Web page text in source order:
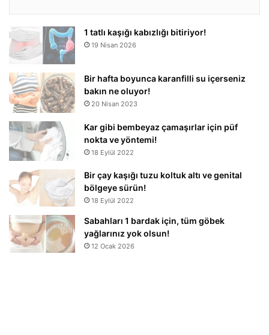
1 tatlı kaşığı kabızlığı bitiriyor!
19 Nisan 2026
Bir hafta boyunca karanfilli su içerseniz
bakın ne oluyor!
20 Nisan 2023
Kar gibi bembeyaz çamaşırlar için püf
nokta ve yöntemi!
18 Eylül 2022
Bir çay kaşığı tuzu koltuk altı ve genital
bölgeye sürün!
18 Eylül 2022
Sabahları 1 bardak için, tüm göbek
yağlarınız yok olsun!
12 Ocak 2026